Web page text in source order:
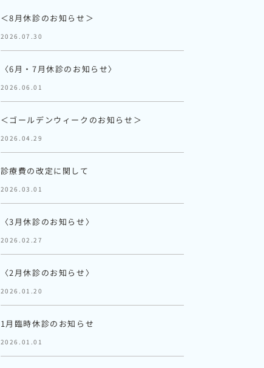
＜8月休診のお知らせ＞
2026.07.30
〈6月・7月休診のお知らせ〉
2026.06.01
＜ゴールデンウィークのお知らせ＞
2026.04.29
診療費の改定に関して
2026.03.01
〈3月休診のお知らせ〉
2026.02.27
〈2月休診のお知らせ〉
2026.01.20
1月臨時休診のお知らせ
2026.01.01